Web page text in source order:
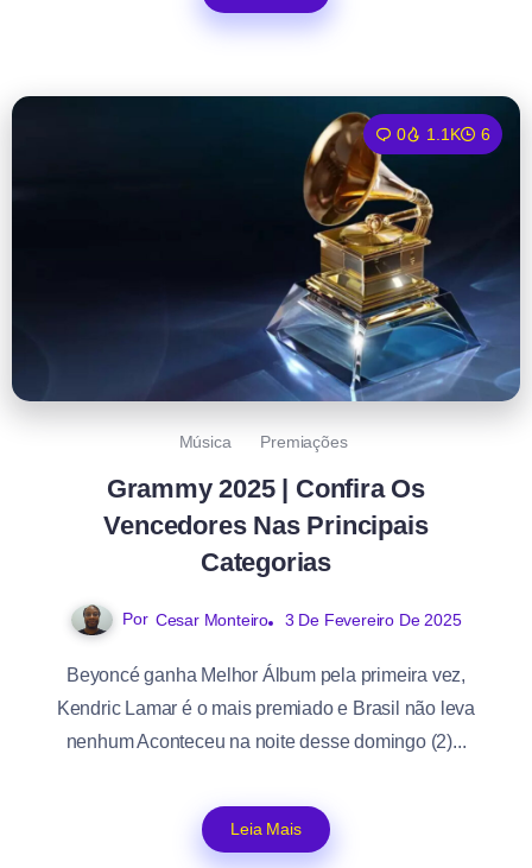
0 1.1K 6
Música Premiações
Grammy 2025 | Confira Os
Vencedores Nas Principais
Categorias
Por Cesar Monteiro 3 De Fevereiro De 2025
Beyoncé ganha Melhor Álbum pela primeira vez,
Kendric Lamar é o mais premiado e Brasil não leva
nenhum Aconteceu na noite desse domingo (2)...
Leia Mais